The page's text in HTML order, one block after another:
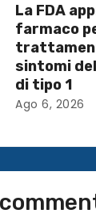
La FDA
farmaco
sintomi
di tipo 1
Ago 6, 2026